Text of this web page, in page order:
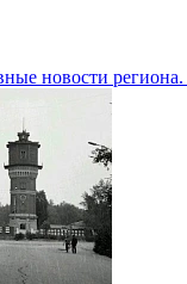
новости